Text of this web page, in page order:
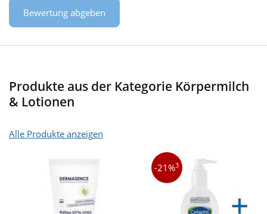
Bewertung abgeben
Produkte aus der Kategorie Körpermilch
& Lotionen
Alle Produkte anzeigen
-21%3